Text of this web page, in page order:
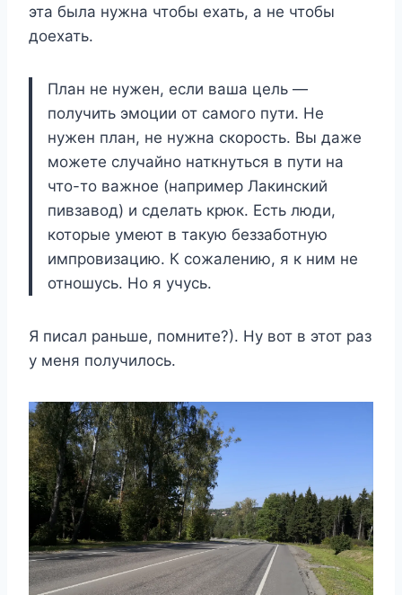
эта была нужна чтобы ехать, а не чтобы
доехать.
План не нужен, если ваша цель —
получить эмоции от самого пути. Не
нужен план, не нужна скорость. Вы даже
можете случайно наткнуться в пути на
что-то важное (например Лакинский
пивзавод) и сделать крюк. Есть люди,
которые умеют в такую беззаботную
импровизацию. К сожалению, я к ним не
отношусь. Но я учусь.
Я писал раньше, помните?). Ну вот в этот раз
у меня получилось.